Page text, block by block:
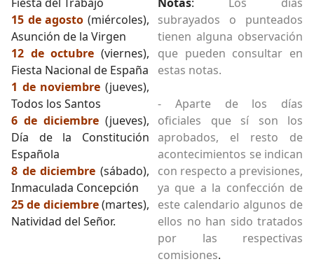
15 de agosto (miércoles),
Asunción de la Virgen
12 de octubre (viernes),
Fiesta Nacional de España
1 de noviembre (jueves),
Todos los Santos
6 de diciembre (jueves),
Día de la Constitución
Española
8 de diciembre (sábado),
Inmaculada Concepción
25 de diciembre(martes),
Natividad del Señor.
subrayados o punteados
tienen alguna observación
que pueden consultar en
estas notas.
- Aparte de los días
oficiales que sí son los
aprobados, el resto de
acontecimientos se indican
con respecto a previsiones,
ya que a la confección de
este calendario algunos de
ellos no han sido tratados
por las respectivas
comisiones.